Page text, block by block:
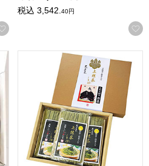
お気に入りに登録する
税込 3,542. 40円
ン専門店 ANDE 特撰セットA
奈良 花の大和路 上抹茶そば